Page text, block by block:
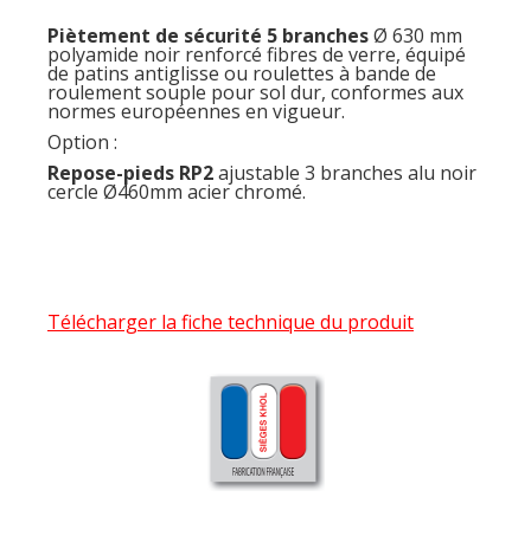
Piètement de sécurité 5 branchesØ 630 mm
polyamide noir renforcé fibres de verre, équipé
de patins antiglisse ou roulettes à bande de
roulement souple pour sol dur, conformes aux
normes européennes en vigueur.
Option :
Repose-pieds RP2ajustable 3 branches alu noir
cercle Ø460mm acier chromé.
Télécharger la fiche technique du produit